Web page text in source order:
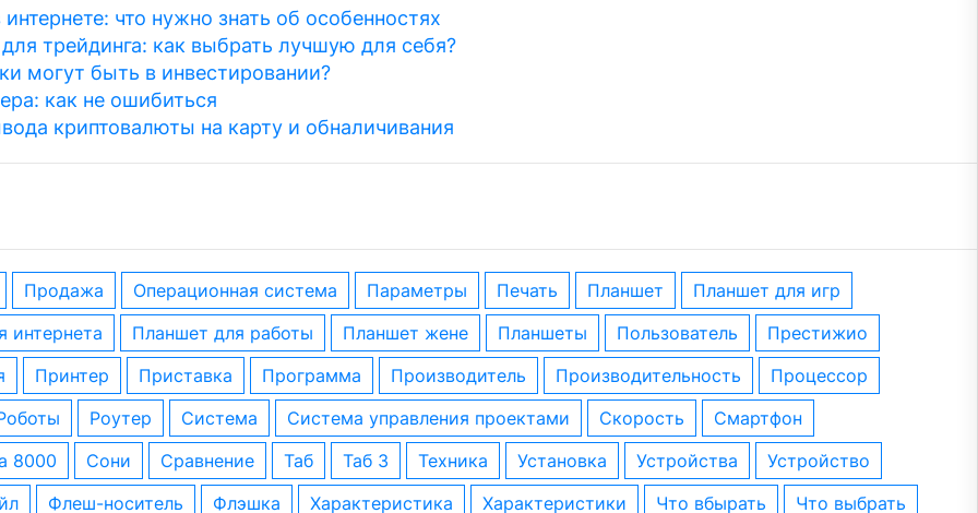
что нужно знать об особенностях
трейдинга: как выбрать лучшую для себя?
могут быть в инвестировании?
как не ошибиться
криптовалюты на карту и обналичивания
Продажа операционная система параметры печать планшет
планшет для игр
интернета
планшет для работы планшет жене планшеты пользователь
престижио
принтер приставка программа производитель производительность
процессор
роботы роутер система система управления проектами скорость
смартфон
8000
сони сравнение таб таб 3 техника установка устройства
устройство
флеш-носитель флэшка характеристика характеристики что вбырать что выбрать